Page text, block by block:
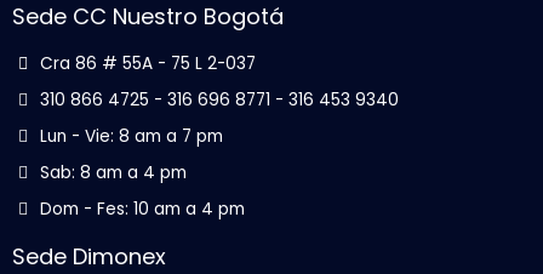
Sede CC Nuestro Bogotá
Cra 86 # 55A - 75 L 2-037
310 866 4725 - 316 696 8771 - 316 453 9340
Lun - Vie: 8 am a 7 pm
Sab: 8 am a 4 pm
Dom - Fes: 10 am a 4 pm
Sede Dimonex